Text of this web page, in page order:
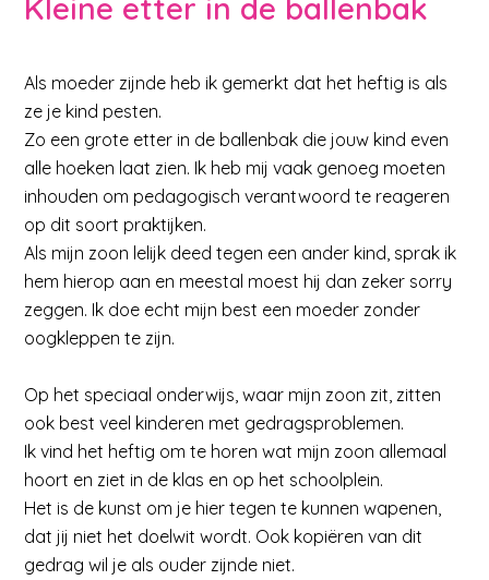
Kleine etter in de ballenbak
Als moeder zijnde heb ik gemerkt dat het heftig is als
ze je kind pesten.
Zo een grote etter in de ballenbak die jouw kind even
alle hoeken laat zien. Ik heb mij vaak genoeg moeten
inhouden om pedagogisch verantwoord te reageren
op dit soort praktijken.
Als mijn zoon lelijk deed tegen een ander kind, sprak ik
hem hierop aan en meestal moest hij dan zeker sorry
zeggen. Ik doe echt mijn best een moeder zonder
oogkleppen te zijn.
Op het speciaal onderwijs, waar mijn zoon zit, zitten
ook best veel kinderen met gedragsproblemen.
Ik vind het heftig om te horen wat mijn zoon allemaal
hoort en ziet in de klas en op het schoolplein.
Het is de kunst om je hier tegen te kunnen wapenen,
dat jij niet het doelwit wordt. Ook kopiëren van dit
gedrag wil je als ouder zijnde niet.